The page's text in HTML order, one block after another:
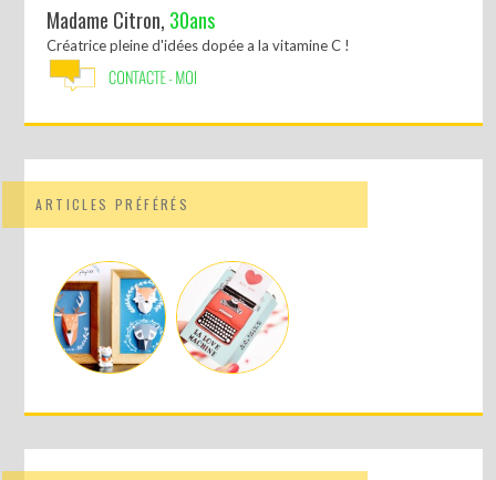
Madame Citron, 30ans
Créatrice pleine d'idées dopée a la vitamine C !
ARTICLES PRÉFÉRÉS